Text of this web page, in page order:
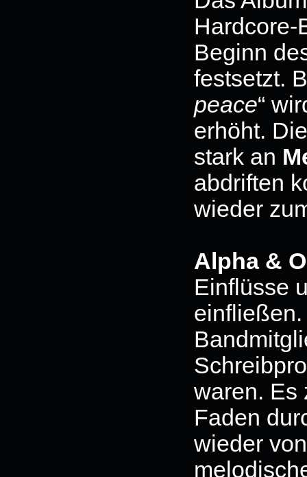
Hardcore-
Beginn
festsetzt.
peace“
erhöht.
stark an
abdriften
wieder
Alpha &
Einflüsse
waren. Es
Faden
wieder